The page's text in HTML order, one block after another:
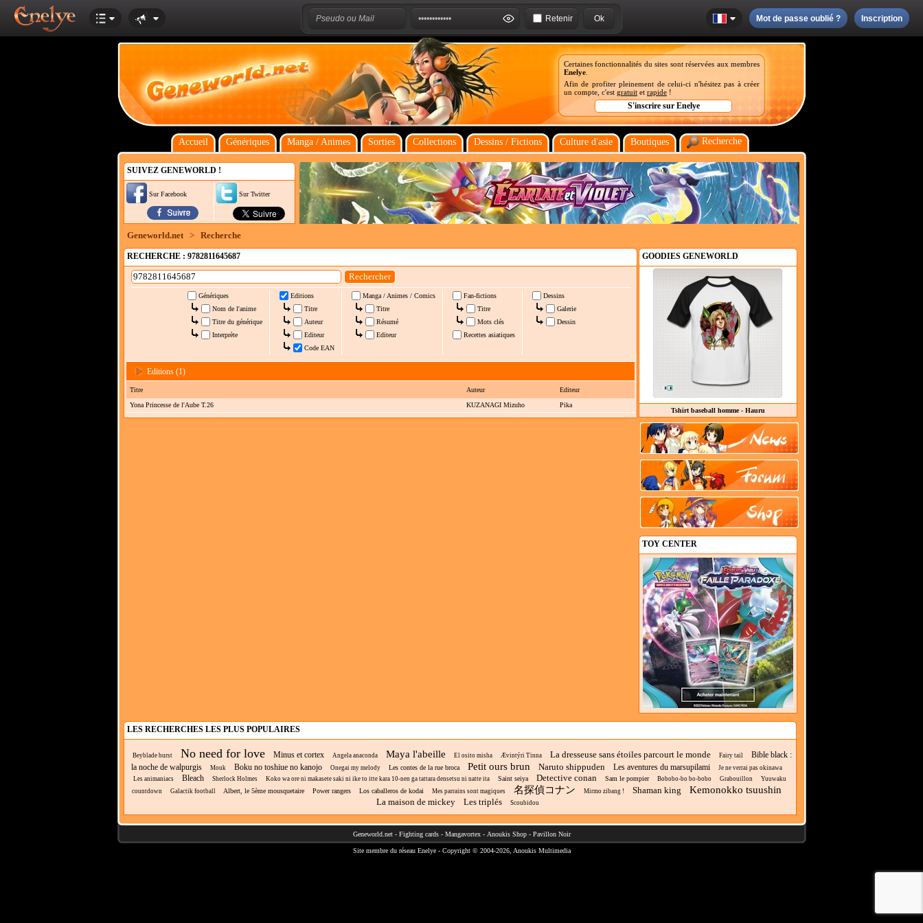
Retenir Mot de passe oublié ? Inscription
Certaines fonctionnalités du sites sont réservées aux membres
Enelye
Afin de profiter pleinement de celui-ci n'hésitez pas à créer
un compte, c'est gratuit et rapide !
Accueil Génériques Manga / Animes Sorties Collections Dessins / Fictions Culture d'asie Boutiques Recherche
SUIVEZ GENEWORLD !
Sur Facebook Sur Twitter
Geneworld.net > Recherche
RECHERCHE : 9782811645687
Génériques
Nom de l'anime
Titre du générique
Interprète
Editions
Titre
Auteur
Editeur
Code EAN
Manga / Animes / Comics
Titre
Résumé
Editeur
Fan-fictions
Titre
Mots clés
Recettes asiatiques
Dessins
Galerie
Dessin
Editions (1)
Titre Auteur
Editeur
Yona Princesse de l'Aube T.26
KUZANAGI Mizuho Pika
GOODIES GENEWORLD
Tshirt baseball homme - Hauru
TOY CENTER
LES RECHERCHES LES PLUS POPULAIRES
Beyblade burst No need for love Minus et cortex Angela anaconda Maya l'abeille El osito misha Ævintýri Tinna La dresseuse sans étoiles parcourt le monde Fairy tail
Bible black :
la noche de walpurgis
Mouk Boku no toshiue no kanojo Onegai my melody Les contes de la rue broca Petit ours brun Naruto shippuden Les aventures du marsupilami
Je ne verrai pas okinawa
Les animaniacs
Bleach Sherlock Holmes Koko wa ore ni makasete saki ni ike to itte kara 10-nen ga tattara densetsu ni natte ita Saint seiya Detective conan Sam le pompier Bobobo-bo bo-bobo Grabouillon
Yuuwaku
countdown
Galactik football Albert, le 5ème mousquetaire Power rangers Los caballeros de kodai Mes parrains sont magiques 名探偵コナン Mirmo zibang ! Shaman king Kemonokko tsuushin
La maison de mickey Les triplés Scoubidou
Geneworld.net- Fighting cards- Mangavortex- Anoukis Shop- Pavillon Noir
Site membre du réseau Enelye- Copyright © 2004-2026, Anoukis Multimedia